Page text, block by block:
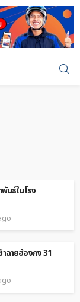
พันธ์ในโรง
าฉายฮ่องกง 31